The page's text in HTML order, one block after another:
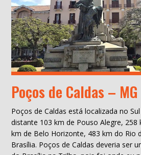
Poços de Caldas – MG
Poços de Caldas está localizada no
distante 103 km de Pouso Alegre, 258
km de Belo Horizonte, 483 km do Rio
Brasília. Poços de Caldas deveria ser